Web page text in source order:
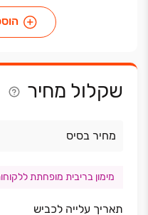
שקלול מחיר
מחיר בסיס
מימון בריבית מופחתת
תאריך עלייה לכביש